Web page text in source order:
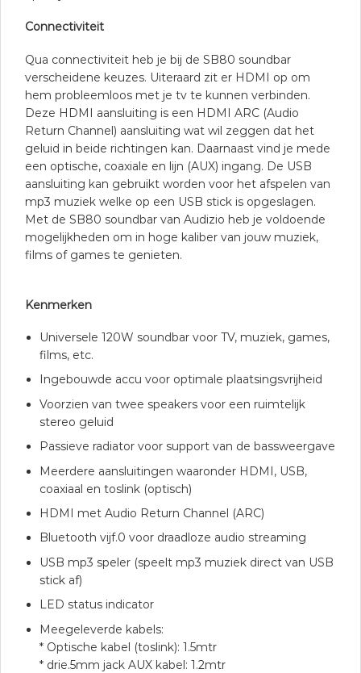
Connectiviteit
Qua connectiviteit heb je bij de SB80 soundbar
verscheidene keuzes. Uiteraard zit er HDMI op om
hem probleemloos met je tv te kunnen verbinden.
Deze HDMI aansluiting is een HDMI ARC (Audio
Return Channel) aansluiting wat wil zeggen dat het
geluid in beide richtingen kan. Daarnaast vind je mede
een optische, coaxiale en lijn (AUX) ingang. De USB
aansluiting kan gebruikt worden voor het afspelen van
mp3 muziek welke op een USB stick is opgeslagen.
Met de SB80 soundbar van Audizio heb je voldoende
mogelijkheden om in hoge kaliber van jouw muziek,
films of games te genieten.
Kenmerken
Universele 120W soundbar voor TV, muziek, games,
films, etc.
Ingebouwde accu voor optimale plaatsingsvrijheid
Voorzien van twee speakers voor een ruimtelijk
stereo geluid
Passieve radiator voor support van de bassweergave
Meerdere aansluitingen waaronder HDMI, USB,
coaxiaal en toslink (optisch)
HDMI met Audio Return Channel (ARC)
Bluetooth vijf.0 voor draadloze audio streaming
USB mp3 speler (speelt mp3 muziek direct van USB
stick af)
LED status indicator
Meegeleverde kabels:
* Optische kabel (toslink): 1.5mtr
* drie.5mm jack AUX kabel: 1.2mtr